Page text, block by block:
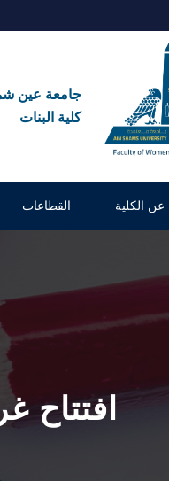
جامعة عين
كلية البنات
عن الكلية القطاعات
افتتاح